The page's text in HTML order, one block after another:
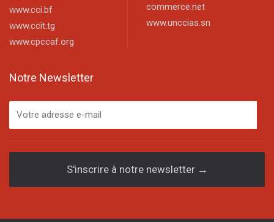
www.cci.bf
www.ccit.tg
www.cpccaf.org
commerce.net
www.unccias.sn
Notre Newsletter
S'inscrire à notre newsletter →